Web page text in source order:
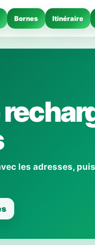
Bornes Itinéraire
les adresses,